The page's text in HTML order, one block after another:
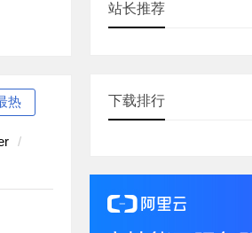
热
站长推荐
下载排行